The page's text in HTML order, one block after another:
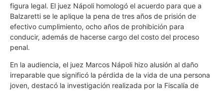
figura legal. El juez Nápoli homologó el acuerdo para que a
Balzaretti se le aplique la pena de tres años de prisión de
efectivo cumplimiento, ocho años de prohibición para
conducir, además de hacerse cargo del costo del proceso
penal.
En la audiencia, el juez Marcos Nápoli hizo alusión al daño
irreparable que significó la pérdida de la vida de una persona
joven, destacó la investigación realizada por la Fiscalía de